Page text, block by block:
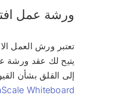
ورشة عمل
تعتبر ورش العمل
يتيح لك عقد ورشة
إلى القلق بشأن
Whiteboard